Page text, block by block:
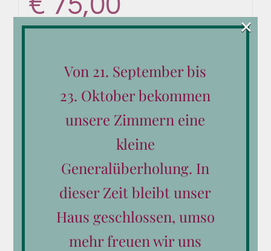
In den Warenkorb
Von 21. September bis
23. Oktober bekommen
unsere Zimmern eine
kleine
Generalüberholung. In
dieser Zeit bleibt unser
Haus geschlossen, umso
mehr freuen wir uns
×